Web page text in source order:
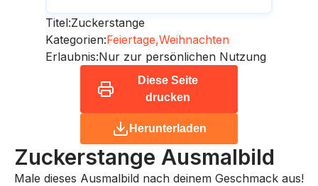
Titel:Zuckerstange
Kategorien:Feiertage,Weihnachten
Erlaubnis:Nur zur persönlichen Nutzung
Diese Seite
drucken
Herunterladen
Zuckerstange Ausmalbild
Male dieses Ausmalbild nach deinem Geschmack aus!